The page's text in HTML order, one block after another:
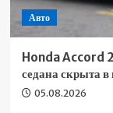
Авто
Honda Accord
седана скрыта
05.08.2026